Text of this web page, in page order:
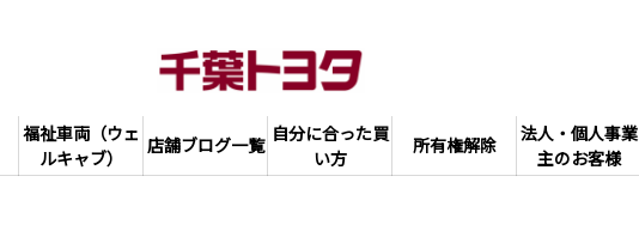
福祉車両（ウェ
ルキャブ）
店舗ブログ一覧 自分に合った買
い方
所有権解除
法人・個人事業
主のお客様